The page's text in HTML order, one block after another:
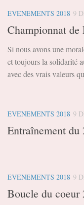
EVENEMENTS 2018 9
Championnat de
Si nous avons une
et toujours la solidarité
avec des vrais valeurs
EVENEMENTS 2018 9
Entraînement du
EVENEMENTS 2018 9
Boucle du coeur